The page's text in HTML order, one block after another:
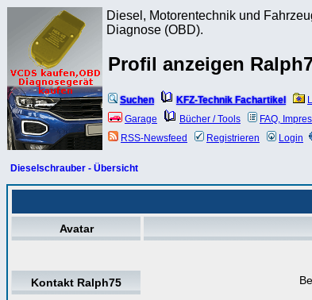
Diesel, Motorentechnik und
Diagnose (OBD).
Profil anzeigen
Suchen KFZ-Technik Fachartikel
Garage
Bücher / Tools
FAQ,
RSS-Newsfeed
Registrieren Login
Dieselschrauber - Übersicht
Avatar
Kontakt Ralph75